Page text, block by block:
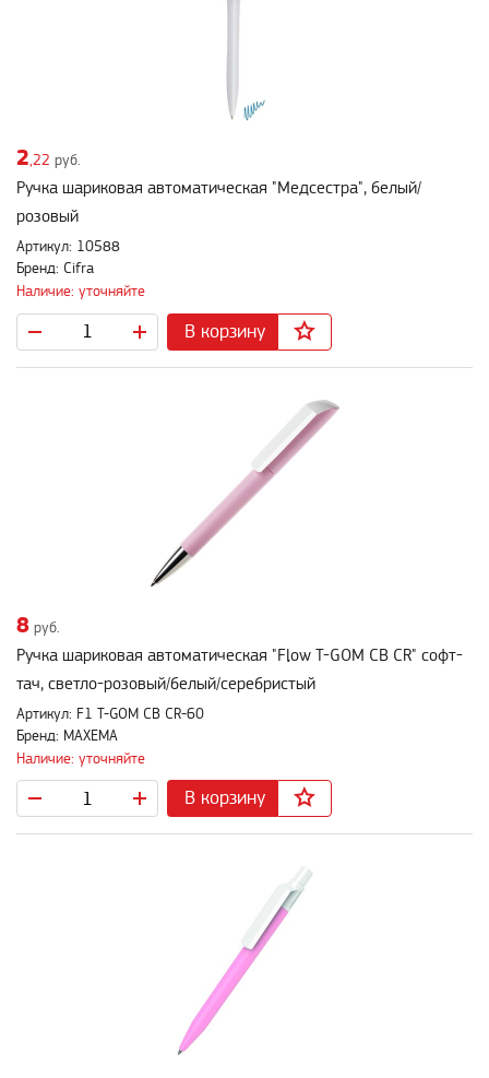
2,22 руб.
Ручка шариковая автоматическая "Медсестра", белый/
розовый
Артикул: 10588
Бренд: Сifra
Наличие: уточняйте
В корзину
8 руб.
Ручка шариковая автоматическая "Flow T-GOM CB CR" софт-
тач, светло-розовый/белый/серебристый
Артикул: F1 T-GOM CB CR-60
Бренд: MAXEMA
Наличие: уточняйте
В корзину